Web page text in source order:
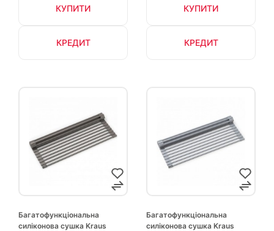
КУПИТИ
КРЕДИТ
КУПИТИ
КРЕДИТ
Багатофункціональна
силіконова сушка Kraus
Багатофункціональна
силіконова сушка Kraus